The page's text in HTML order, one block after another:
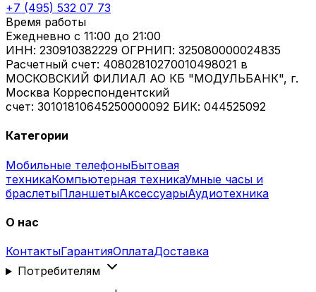
+7 (495) 532 07 73
Время работы
Ежедневно с 11:00 до 21:00
ИНН: 230910382229 ОГРНИП: 325080000024835
Расчетный счет: 40802810270010498021 в
МОСКОВСКИЙ ФИЛИАЛ АО КБ "МОДУЛЬБАНК", г.
Москва Корреспондентский
счет: 30101810645250000092 БИК: 044525092
Категории
Мобильные телефоныБытовая
техникаКомпьютерная техникаУмные часы и
браслетыПланшетыАксессуарыАудиотехника
О нас
КонтактыГарантияОплатаДоставка
Потребителям